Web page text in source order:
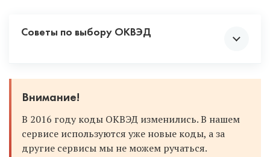
Советы по выбору ОКВЭД
Смело выбирайте несколько кодов, включая
продаете что-то в розницу, но в будущем
перейдете на опт. Или вы оказываете услуги
по ремонту одежды и обуви, а позже
Внимание!
В 2016 году коды ОКВЭД изменились. В нашем
сервисе используются уже новые коды, а за
другие сервисы мы не можем ручаться.